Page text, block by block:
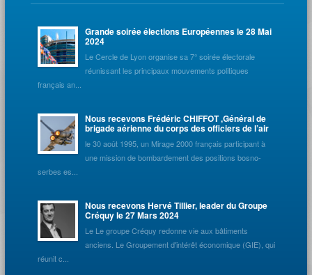
Grande soirée élections Européennes le 28 Mai
2024
Le Cercle de Lyon organise sa 7° soirée électorale
réunissant les principaux mouvements politiques
français an...
Nous recevons Frédéric CHIFFOT ,Général de
brigade aérienne du corps des officiers de l’air
le 30 août 1995, un Mirage 2000 français participant à
une mission de bombardement des positions bosno-
serbes es...
Nous recevons Hervé Tillier, leader du Groupe
Créquy le 27 Mars 2024
Le Le groupe Créquy redonne vie aux bâtiments
anciens. Le Groupement d'intérêt économique (GIE), qui
réunit c...